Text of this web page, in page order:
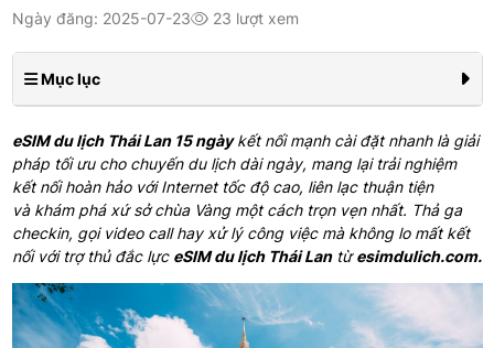
Ngày đăng: 2025-07-23 23 lượt xem
Mục lục
eSIM du lịch Thái Lan 15 ngàykết nối mạnh cài đặt nhanh là giải
pháp tối ưu cho chuyến du lịch dài ngày, mang lại trải nghiệm
kết nối hoàn hảo với Internet tốc độ cao, liên lạc thuận tiện
và khám phá xứ sở chùa Vàng một cách trọn vẹn nhất. Thả ga
checkin, gọi video call hay xử lý công việc mà không lo mất kết
nối với trợ thủ đắc lực eSIM du lịch Thái Lantừesimdulich.com.